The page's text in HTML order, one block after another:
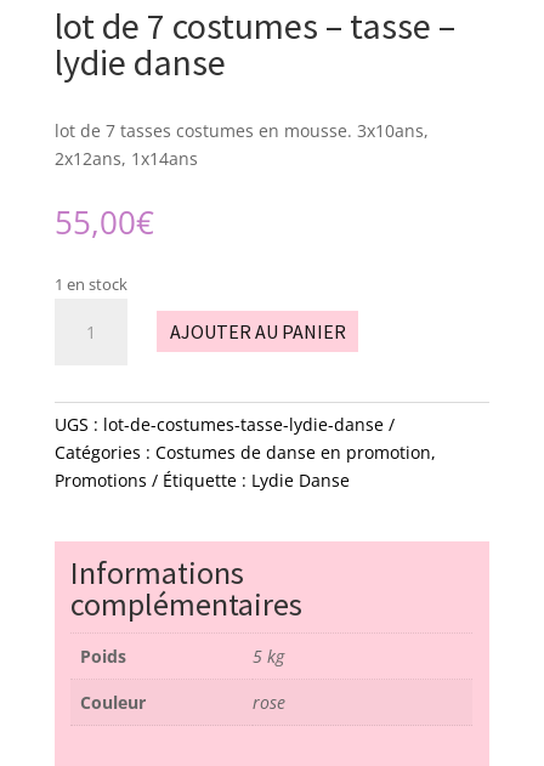
lot de 7 costumes – tasse –
lydie danse
lot de 7 tasses costumes en mousse. 3x10ans,
2x12ans, 1x14ans
55,00€
1 en stock
7
costumes
-
lydie
danse
AJOUTER AU PANIER
UGS : lot-de-costumes-tasse-lydie-danse
Catégories : Costumes de danse en promotion,
Promotions
Étiquette : Lydie Danse
Informations
complémentaires
Poids
5 kg
Couleur
rose